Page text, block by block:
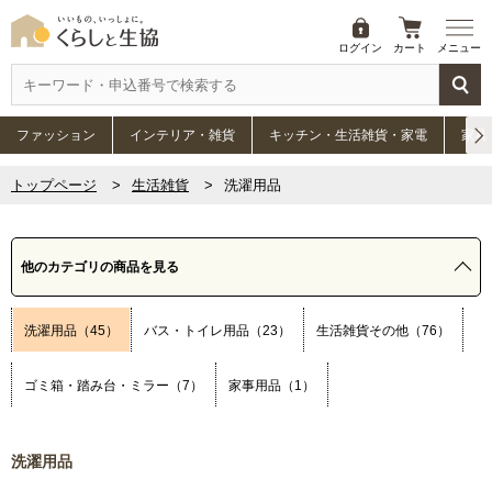
ログイン カート メニュー
ファッション インテリア・雑貨 キッチン・生活雑貨・家電 家具
トップページ 生活雑貨 洗濯用品
他のカテゴリの商品を見る
洗濯用品（45） バス・トイレ用品（23） 生活雑貨その他（76）
ゴミ箱・踏み台・ミラー（7） 家事用品（1）
洗濯用品